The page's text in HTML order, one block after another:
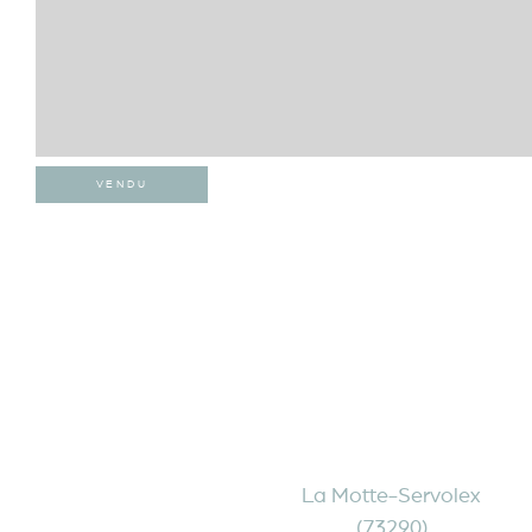
VENDU
La Motte-Servolex